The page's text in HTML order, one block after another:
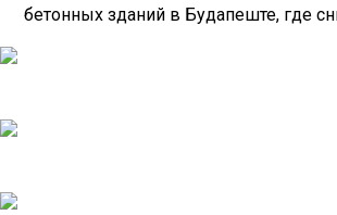
бетонных зданий в Будапеште, где